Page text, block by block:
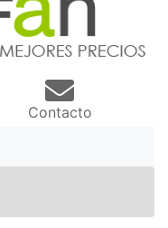
Contacto